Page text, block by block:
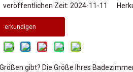
Zeit: 2024-11-11
erkundigen
gibt? Die Größe Ihres